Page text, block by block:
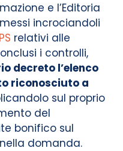
e l’Editoria
incrociandoli
relativi alle
i controlli,
decreto l’elenco
riconosciuto a
sul proprio
del
bonifico sul
domanda.